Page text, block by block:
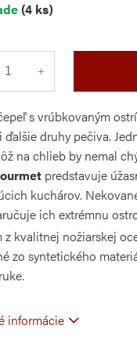
(4 ks)
s vrúbkovaným
ďalšie druhy pečiva.
na chlieb by nemal
predstavuje
kuchárov.
ich extrémnu
z kvalitnej nožiarskej
zo syntetického
informácie